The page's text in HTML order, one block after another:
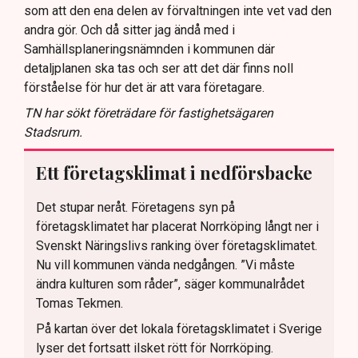
som att den ena delen av förvaltningen inte vet vad den
andra gör. Och då sitter jag ändå med i
Samhällsplaneringsnämnden i kommunen där
detaljplanen ska tas och ser att det där finns noll
förståelse för hur det är att vara företagare.
TN har sökt företrädare för fastighetsägaren
Stadsrum.
Ett företagsklimat i nedförsbacke
Det stupar neråt. Företagens syn på
företagsklimatet har placerat Norrköping långt ner i
Svenskt Näringslivs ranking över företagsklimatet.
Nu vill kommunen vända nedgången. ”Vi måste
ändra kulturen som råder”, säger kommunalrådet
Tomas Tekmen.
På kartan över det lokala företagsklimatet i Sverige
lyser det fortsatt ilsket rött för Norrköping.